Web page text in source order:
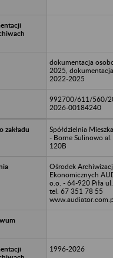
dokumentacja
2025,
2022-2025
992700/611/560/
2026-00184240
Spółdzielnia
- Borne Sulinowo
120B
Ośrodek
Ekonomicznych
o.o. - 64-920 Piła
tel. 67 351 78 55
1996-2026